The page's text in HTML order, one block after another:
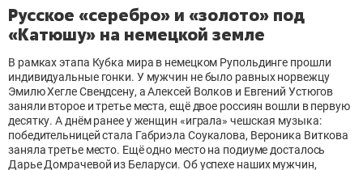
Русское «серебро» и «золото» под
«Катюшу» на немецкой земле
В рамках этапа Кубка мира в немецком Рупольдинге прошли
индивидуальные гонки. У мужчин не было равных норвежцу
Эмилю Хегле Свендсену, а Алексей Волков и Евгений Устюгов
заняли второе и третье места, ещё двое россиян вошли в первую
десятку. А днём ранее у женщин «играла» чешская музыка:
победительницей стала Габриэла Соукалова, Вероника Виткова
заняла третье место. Ещё одно место на подиуме досталось
Дарье Домрачевой из Беларуси. Об успехе наших мужчин,